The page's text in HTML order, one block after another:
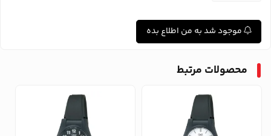
موجود شد به من اطلاع بده
محصولات مرتبط